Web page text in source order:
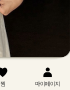
찜 마이페이지